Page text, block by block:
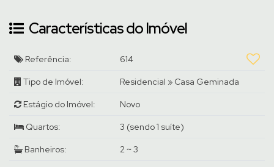
Características do Imóvel
Referência: 614
Tipo de Imóvel: Residencial » Casa Geminada
Estágio do Imóvel: Novo
Quartos: 3 (sendo 1 suíte)
Banheiros: 2 ~ 3